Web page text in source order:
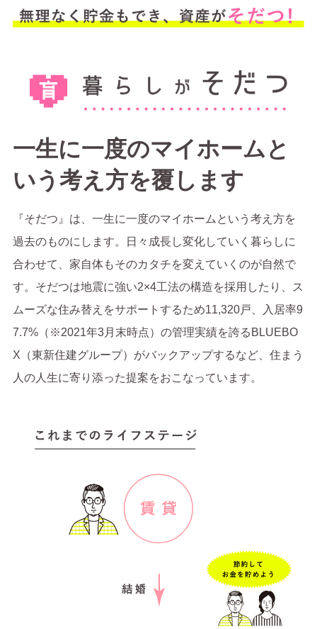
一生に一度のマイホームと
いう考え方を覆します
『そだつ』は、一生に一度のマイホームという考え方を
過去のものにします。日々成長し変化していく暮らしに
合わせて、家自体もそのカタチを変えていくのが自然で
す。そだつは地震に強い2×4工法の構造を採用したり、ス
ムーズな住み替えをサポートするため11,320戸、入居率9
7.7%（※2021年3月末時点）の管理実績を誇るBLUEBO
X（東新住建グループ）がバックアップするなど、住まう
人の人生に寄り添った提案をおこなっています。